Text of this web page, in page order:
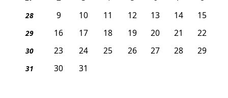
28 9 10 11 12 13 14 15
29 16 17 18 19 20 21 22
30 23 24 25 26 27 28 29
31 30 31